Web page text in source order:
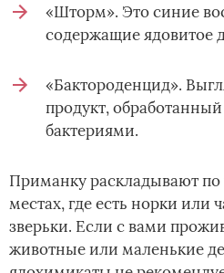
«Шторм». Это синие
содержащие ядовитое
«Бактороденцид».
продукт,
бактериями.
Приманку раскладывают по
местах, где есть норки или
зверьки. Если с вами
животные или маленькие